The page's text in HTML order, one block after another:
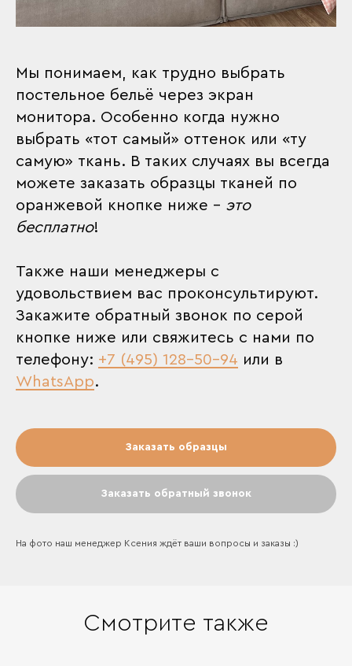
Мы понимаем, как трудно выбрать
постельное бельё через экран
монитора. Особенно когда нужно
выбрать «тот самый» оттенок или «ту
самую» ткань. В таких случаях вы всегда
можете заказать образцы тканей по
оранжевой кнопке ниже – это
бесплатно!
Также наши менеджеры с
удовольствием вас проконсультируют.
Закажите обратный звонок по серой
кнопке ниже или свяжитесь с нами по
телефону: +7 (495) 128-50-94 или в
WhatsApp.
Заказать образцы
Заказать обратный звонок
На фото наш менеджер Ксения ждёт ваши вопросы и заказы :)
Смотрите также